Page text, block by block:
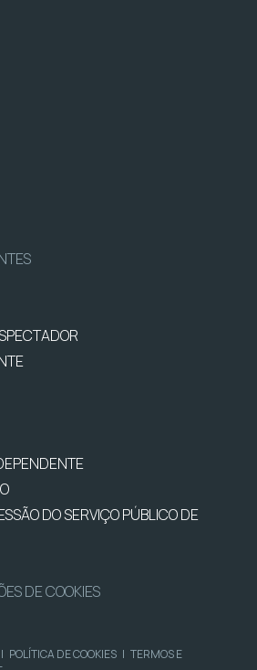
DO SERVIÇO PÚBLICO DE
DE COOKIES
| POLÍTICA DE COOKIES | TERMOS E